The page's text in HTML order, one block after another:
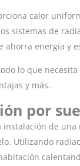
calor
sistemas de
energía y
lo que
y más.
por
de una
Utilizando